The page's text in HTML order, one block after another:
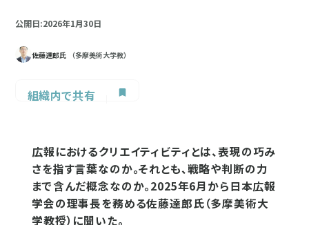
公開日:2026年1月30日
佐藤達郎氏 （多摩美術大学教）
組織内で共有
広報におけるクリエイティビティとは、表現の巧み
さを指す言葉なのか。それとも、戦略や判断の力
まで含んだ概念なのか。2025年6月から日本広報
学会の理事長を務める佐藤達郎氏（多摩美術大
学教授）に聞いた。